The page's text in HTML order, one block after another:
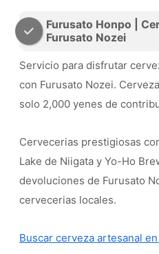
Furusato Honpo |
Furusato Nozei
Servicio para disfrutar
con Furusato Nozei.
solo 2,000 yenes de
Cervecerias prestigiosas
Lake de Niigata y Yo-Ho
devoluciones de Furusato
cervecerias locales.
Buscar cerveza artesanal